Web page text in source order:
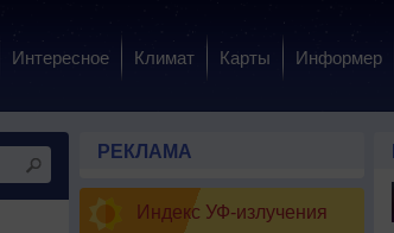
Интересное Климат Карты Информер
РЕКЛАМА
Индекс УФ-излучения